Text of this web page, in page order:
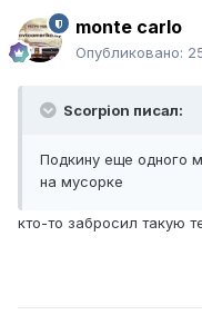
monte carlo
Опубликовано:
Scorpion писал:
Подкину еще одного
на мусорке
кто-то забросил такую